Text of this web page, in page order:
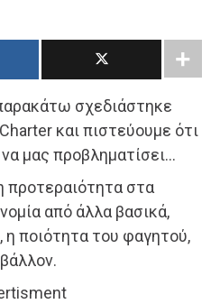
σχεδιάστηκε
και πιστεύουμε ότι
μας προβληματίσει…
προτεραιότητα στα
από άλλα βασικά,
ποιότητα του φαγητού,